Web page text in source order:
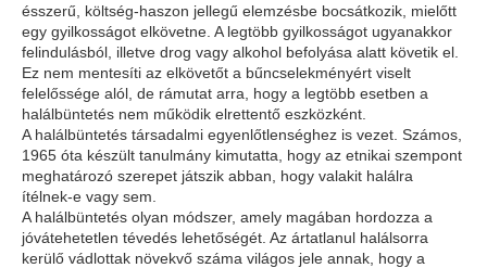
ésszerű, költség-haszon jellegű elemzésbe bocsátkozik, mielőtt
egy gyilkosságot elkövetne. A legtöbb gyilkosságot ugyanakkor
felindulásból, illetve drog vagy alkohol befolyása alatt követik el.
Ez nem mentesíti az elkövetőt a bűncselekményért viselt
felelőssége alól, de rámutat arra, hogy a legtöbb esetben a
halálbüntetés nem működik elrettentő eszközként.
A halálbüntetés társadalmi egyenlőtlenséghez is vezet. Számos,
1965 óta készült tanulmány kimutatta, hogy az etnikai szempont
meghatározó szerepet játszik abban, hogy valakit halálra
ítélnek-e vagy sem.
A halálbüntetés olyan módszer, amely magában hordozza a
jóvátehetetlen tévedés lehetőségét. Az ártatlanul halálsorra
kerülő vádlottak növekvő száma világos jele annak, hogy a